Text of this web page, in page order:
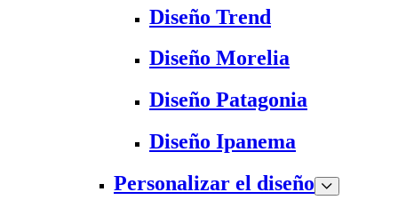
Diseño Trend
Diseño Morelia
Diseño Patagonia
Diseño Ipanema
Personalizar el diseño